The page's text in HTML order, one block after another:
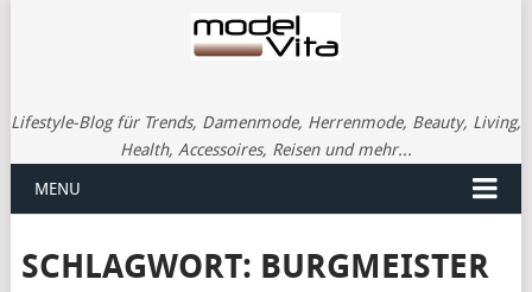
Lifestyle-Blog für Trends, Damenmode, Herrenmode, Beauty, Living,
Health, Accessoires, Reisen und mehr...
MENU
SCHLAGWORT: BURGMEISTER